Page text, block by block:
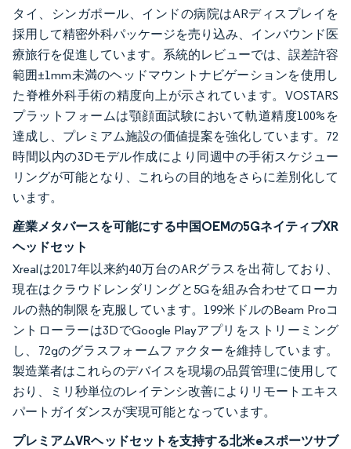
タイ、シンガポール、インドの病院はARディスプレイを
採用して精密外科パッケージを売り込み、インバウンド医
療旅行を促進しています。系統的レビューでは、誤差許容
範囲±1mm未満のヘッドマウントナビゲーションを使用し
た脊椎外科手術の精度向上が示されています。VOSTARS
プラットフォームは顎顔面試験において軌道精度100%を
達成し、プレミアム施設の価値提案を強化しています。72
時間以内の3Dモデル作成により同週中の手術スケジュー
リングが可能となり、これらの目的地をさらに差別化して
います。
産業メタバースを可能にする中国OEMの5GネイティブXR
ヘッドセット
Xrealは2017年以来約40万台のARグラスを出荷しており、
現在はクラウドレンダリングと5Gを組み合わせてローカ
ルの熱的制限を克服しています。199米ドルのBeam Proコ
ントローラーは3DでGoogle Playアプリをストリーミング
し、72gのグラスフォームファクターを維持しています。
製造業者はこれらのデバイスを現場の品質管理に使用して
おり、ミリ秒単位のレイテンシ改善によりリモートエキス
パートガイダンスが実現可能となっています。
プレミアムVRヘッドセットを支持する北米eスポーツサブ